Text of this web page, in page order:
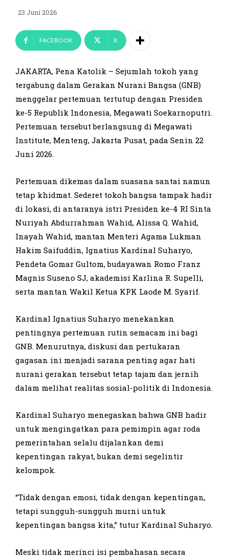
23 Juni 2026
FACEBOOK X
JAKARTA, Pena Katolik – Sejumlah tokoh yang
tergabung dalam Gerakan Nurani Bangsa (GNB)
menggelar pertemuan tertutup dengan Presiden
ke-5 Republik Indonesia, Megawati Soekarnoputri.
Pertemuan tersebut berlangsung di Megawati
Institute, Menteng, Jakarta Pusat, pada Senin 22
Juni 2026.
Pertemuan dikemas dalam suasana santai namun
tetap khidmat. Sederet tokoh bangsa tampak hadir
di lokasi, di antaranya istri Presiden ke-4 RI Sinta
Nuriyah Abdurrahman Wahid, Alissa Q. Wahid,
Inayah Wahid, mantan Menteri Agama Lukman
Hakim Saifuddin, Ignatius Kardinal Suharyo,
Pendeta Gomar Gultom, budayawan Romo Franz
Magnis Suseno SJ, akademisi Karlina R. Supelli,
serta mantan Wakil Ketua KPK Laode M. Syarif.
Kardinal Ignatius Suharyo menekankan
pentingnya pertemuan rutin semacam ini bagi
GNB. Menurutnya, diskusi dan pertukaran
gagasan ini menjadi sarana penting agar hati
nurani gerakan tersebut tetap tajam dan jernih
dalam melihat realitas sosial-politik di Indonesia.
Kardinal Suharyo menegaskan bahwa GNB hadir
untuk mengingatkan para pemimpin agar roda
pemerintahan selalu dijalankan demi
kepentingan rakyat, bukan demi segelintir
kelompok.
“Tidak dengan emosi, tidak dengan kepentingan,
tetapi sungguh-sungguh murni untuk
kepentingan bangsa kita,” tutur Kardinal Suharyo.
Meski tidak merinci isi pembahasan secara